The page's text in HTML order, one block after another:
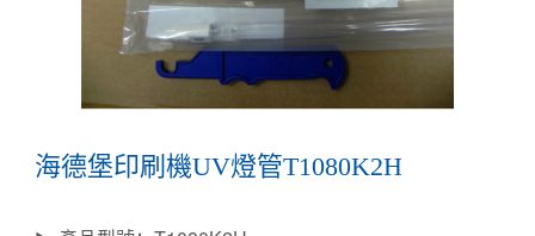
海德堡印刷機UV燈管T1080K2H